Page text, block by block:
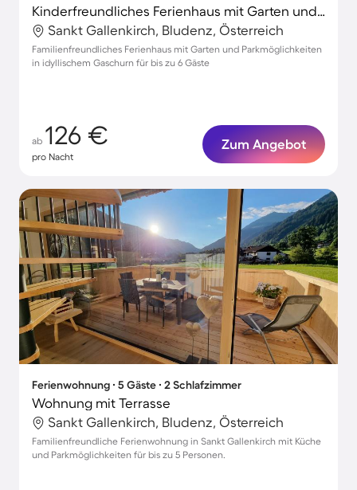
Kinderfreundliches Ferienhaus mit Garten und Terrasse
Sankt Gallenkirch, Bludenz, Österreich
Familienfreundliches Ferienhaus mit Garten und Parkmöglichkeiten
in idyllischem Gaschurn für bis zu 6 Gäste
ab 126 €
pro Nacht
Zum Angebot
Ferienwohnung ∙ 5 Gäste ∙ 2 Schlafzimmer
Wohnung mit Terrasse
Sankt Gallenkirch, Bludenz, Österreich
Familienfreundliche Ferienwohnung in Sankt Gallenkirch mit Küche
und Parkmöglichkeiten für bis zu 5 Personen.